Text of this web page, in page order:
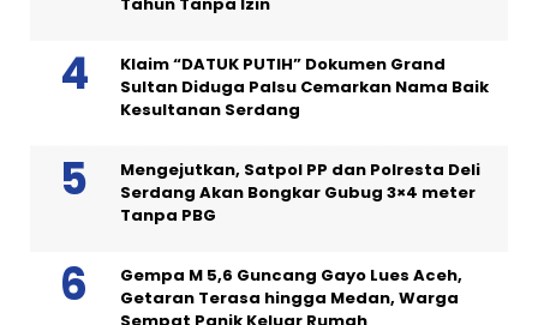
Tahun Tanpa Izin
Klaim “DATUK PUTIH” Dokumen Grand
Sultan Diduga Palsu Cemarkan Nama Baik
Kesultanan Serdang
Mengejutkan, Satpol PP dan Polresta Deli
Serdang Akan Bongkar Gubug 3×4 meter
Tanpa PBG
Gempa M 5,6 Guncang Gayo Lues Aceh,
Getaran Terasa hingga Medan, Warga